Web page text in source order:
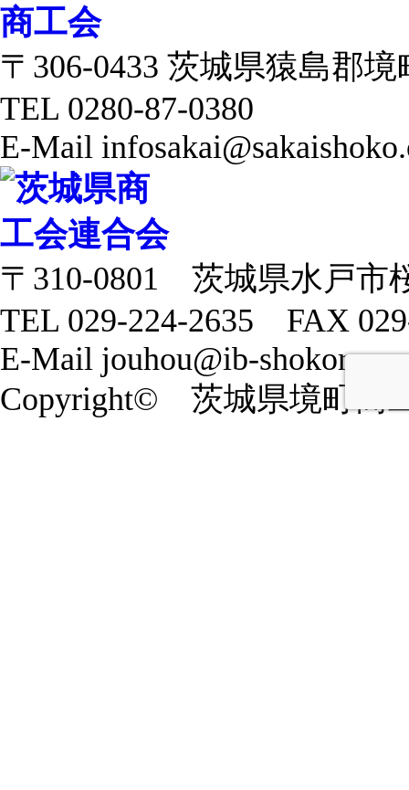
〒306-0433 茨城県猿島郡境
TEL 0280-87-0380
E-Mail
〒310-0801 茨城県水戸市
TEL 029-224-2635 FAX
E-Mail jouhou@ib-
Copyright© 茨城県境町商